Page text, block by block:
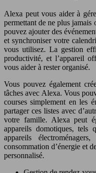
Alexa peut vous aider à
permettant de ne plus
pouvez ajouter des
et synchroniser votre
vous utilisez. La gestion
productivité, et l’appareil
vous aider à rester organisé.
Vous pouvez également
tâches avec Alexa. Vous
courses simplement en les
partager ces listes avec
votre famille. Alexa peut
appareils domotiques, tels
appareils
consommation d’énergie et
personnalisé.